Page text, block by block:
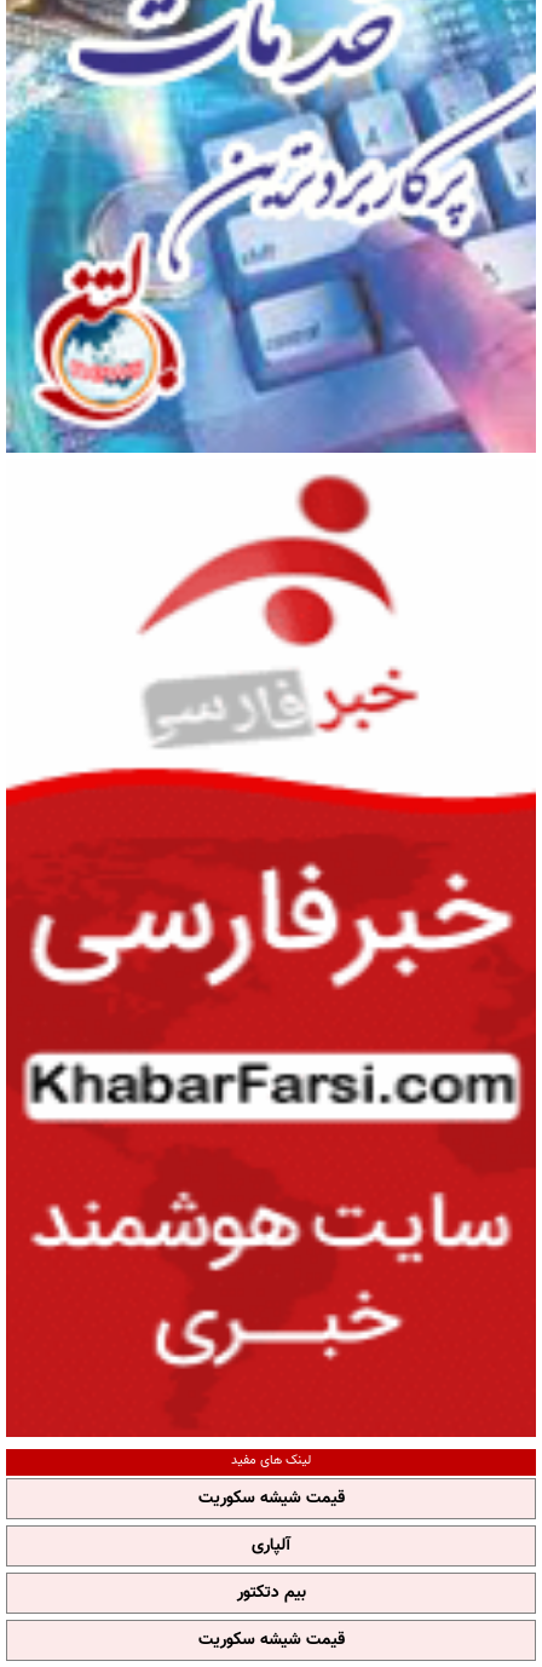
لینک های مفید
قیمت شیشه سکوریت
آلپاری
بیم دتکتور
قیمت شیشه سکوریت